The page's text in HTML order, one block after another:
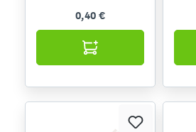
0,40 €